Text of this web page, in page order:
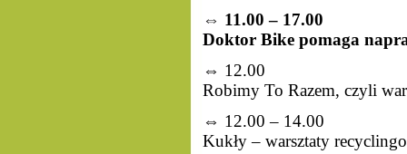
⇔ 11.00 – 17.00
Doktor Bike pomaga
⇔ 12.00
Robimy To Razem, czyli
⇔ 12.00 – 14.00
Kukły – warsztaty